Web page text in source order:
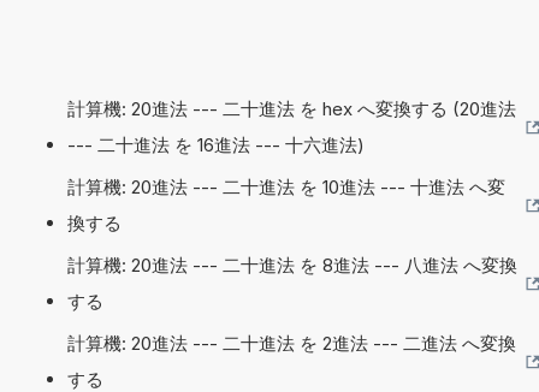
計算機: 20進法 --- 二十進法 を hex へ変換する (20進法
--- 二十進法 を 16進法 --- 十六進法)
計算機: 20進法 --- 二十進法 を 10進法 --- 十進法 へ変
換する
計算機: 20進法 --- 二十進法 を 8進法 --- 八進法 へ変換
する
計算機: 20進法 --- 二十進法 を 2進法 --- 二進法 へ変換
する